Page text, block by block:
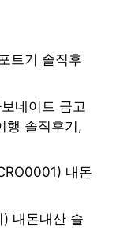
트기 솔직후
네이트 금고
행 솔직후기,
내돈
내돈내산 솔